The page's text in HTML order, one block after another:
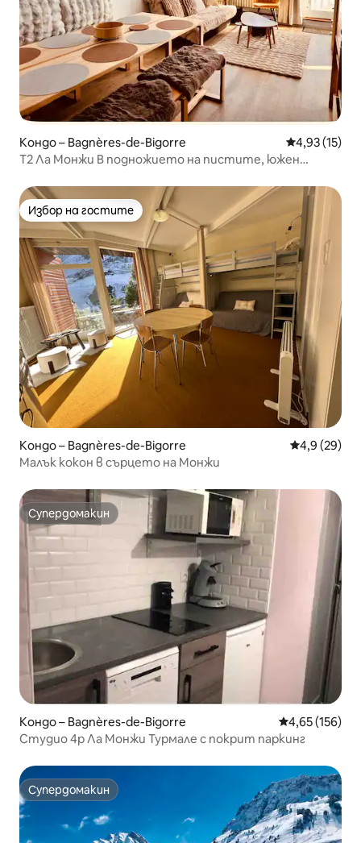
Кондо – Bagnères-de-Bigorre Средна
4,93 (15)
T2 Ла Монжи В подножието на пистите, южен
Избор на гостите
Избор на гостите
Кондо – Bagnères-de-Bigorre Средна
4,9 (29)
Малък кокон в сърцето на Монжи
Супердомакин
Супердомакин
Кондо – Bagnères-de-Bigorre Средна
4,65 (156)
Студио 4p Ла Монжи Турмале с покрит паркинг
Супердомакин
Супердомакин